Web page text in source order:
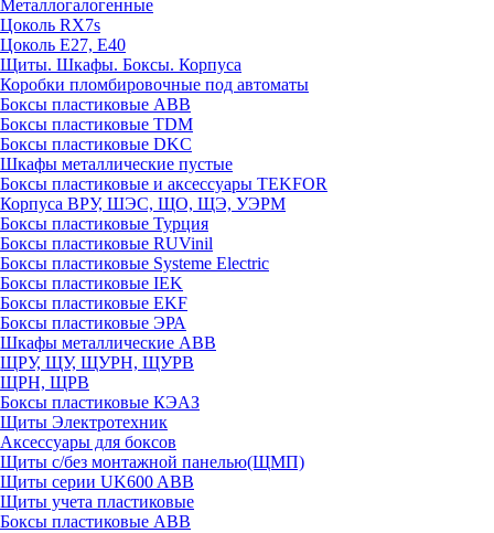
Металлогалогенные
Цоколь RX7s
Цоколь Е27, E40
Щиты. Шкафы. Боксы. Корпуса
Коробки пломбировочные под автоматы
Боксы пластиковые ABB
Боксы пластиковые TDM
Боксы пластиковые DKC
Шкафы металлические пустые
Боксы пластиковые и аксессуары TEKFOR
Корпуса ВРУ, ШЭС, ЩО, ЩЭ, УЭРМ
Боксы пластиковые Турция
Боксы пластиковые RUVinil
Боксы пластиковые Systeme Electric
Боксы пластиковые IEK
Боксы пластиковые EKF
Боксы пластиковые ЭРА
Шкафы металлические ABB
ЩРУ, ЩУ, ЩУРН, ЩУРВ
ЩРН, ЩРВ
Боксы пластиковые КЭАЗ
Щиты Электротехник
Аксессуары для боксов
Щиты с/без монтажной панелью(ЩМП)
Щиты серии UK600 ABB
Щиты учета пластиковые
Боксы пластиковые ABB